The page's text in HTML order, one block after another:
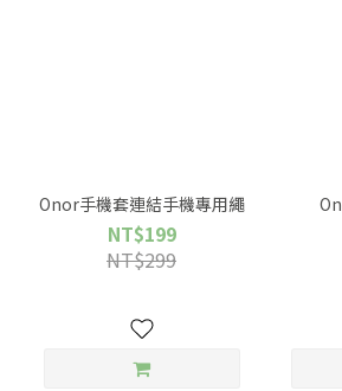
Onor手機套連結手機專用繩
NT$199
NT$299